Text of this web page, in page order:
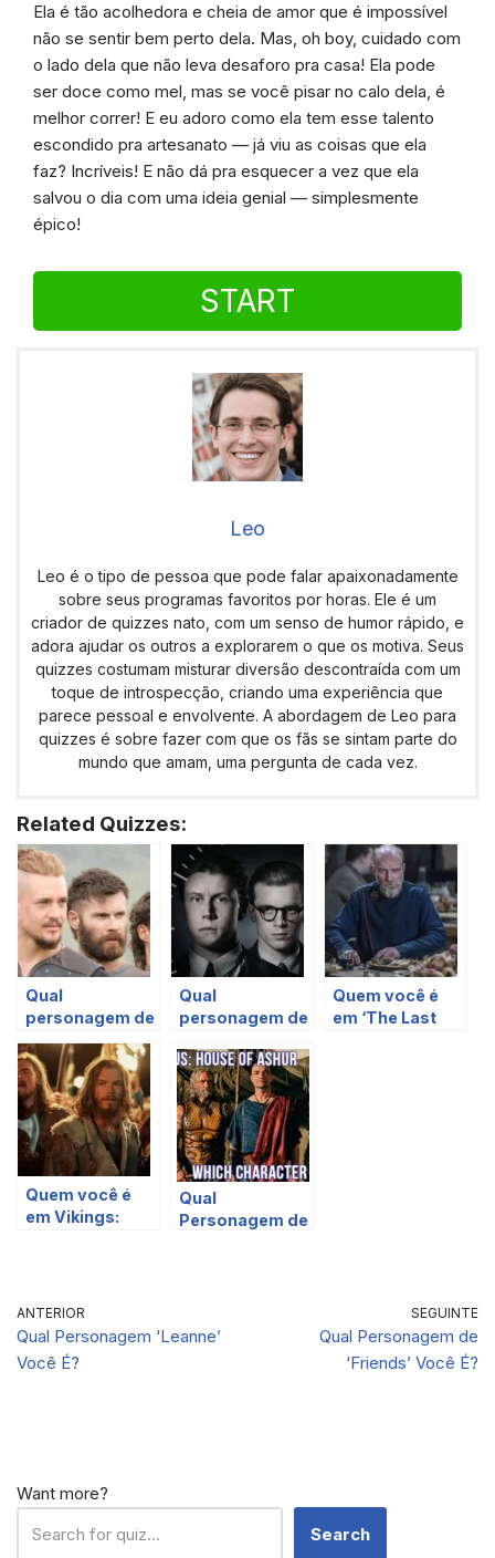
Ela é tão acolhedora e cheia de amor que é impossível
não se sentir bem perto dela. Mas, oh boy, cuidado com
o lado dela que não leva desaforo pra casa! Ela pode
ser doce como mel, mas se você pisar no calo dela, é
melhor correr! E eu adoro como ela tem esse talento
escondido pra artesanato — já viu as coisas que ela
faz? Incríveis! E não dá pra esquecer a vez que ela
salvou o dia com uma ideia genial — simplesmente
épico!
START
Leo
Leo é o tipo de pessoa que pode falar apaixonadamente
sobre seus programas favoritos por horas. Ele é um
criador de quizzes nato, com um senso de humor rápido, e
adora ajudar os outros a explorarem o que os motiva. Seus
quizzes costumam misturar diversão descontraída com um
toque de introspecção, criando uma experiência que
parece pessoal e envolvente. A abordagem de Leo para
quizzes é sobre fazer com que os fãs se sintam parte do
mundo que amam, uma pergunta de cada vez.
Related Quizzes:
Qual
personagem de
‘The Last
Kingdom’ você
é?
Qual
personagem de
Edge of War
você é?
Quem você é
em ‘The Last
Quem você é
em Vikings:
preferências
alimentares?
Qual
Personagem de
ANTERIOR
Qual Personagem ‘Leanne’
Você É?
SEGUINTE
Qual Personagem de
‘Friends’ Você É?
Want more?
Search